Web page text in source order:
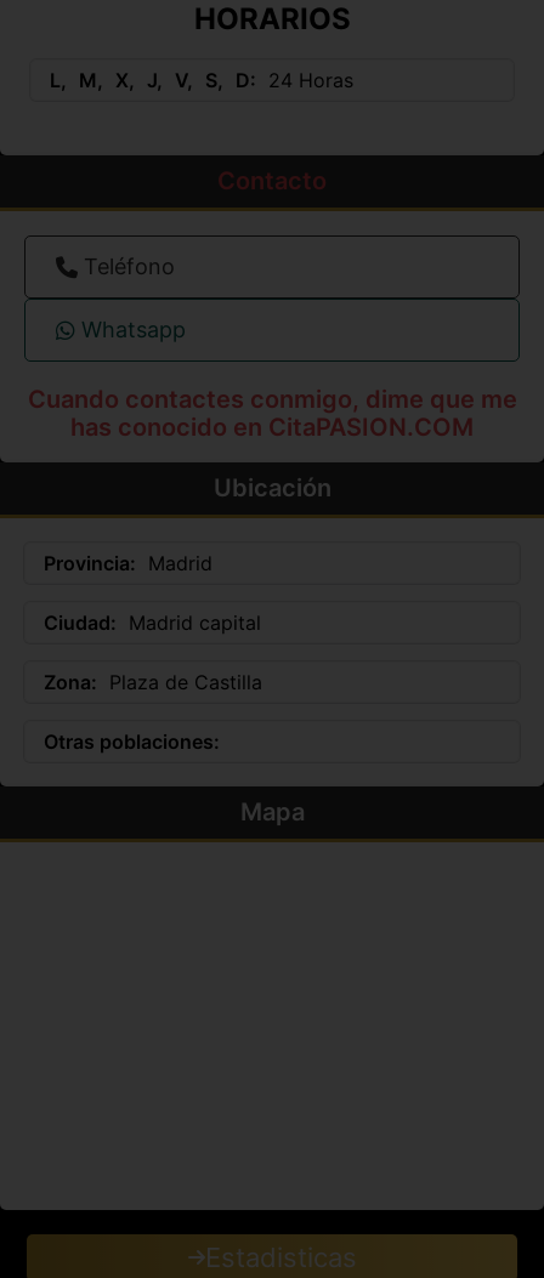
HORARIOS
L M X J V S D 24 Horas
Contacto
Teléfono
Whatsapp
Cuando contactes conmigo, dime que me
has conocido en CitaPASION.COM
Ubicación
Provincia: Madrid
Ciudad: Madrid capital
Zona: Plaza de Castilla
Otras poblaciones:
Mapa
Estadisticas